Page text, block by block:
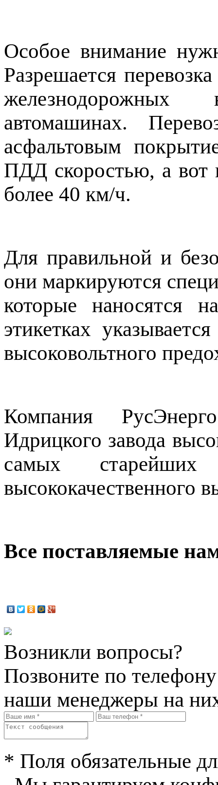
Особое внимание
Разрешается
железнодорожных
автомашинах.
асфальтовым
ПДД скоростью, а вот
более 40 км/ч.
Для правильной и
они маркируются
которые наносятся
этикетках
высоковольтного
Компания
Идрицкого завода
самых старейших
высококачественного
Все поставляемые
Возникли вопросы?
Позвоните по
наши менеджеры на
* Поля обязательные